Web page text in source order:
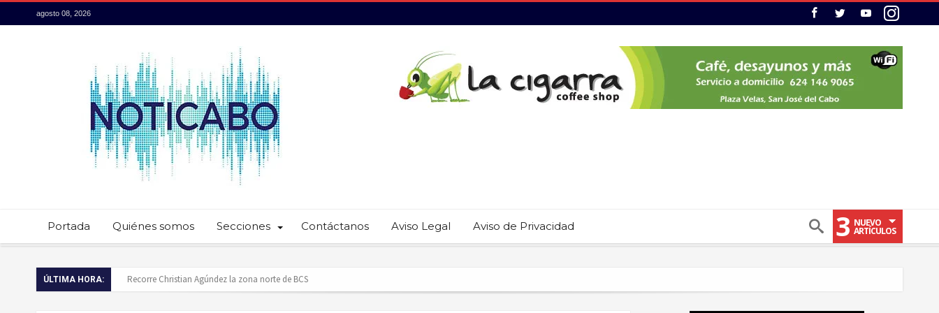
agosto 08, 2026
Portada Quiénes somos Secciones Contáctanos Aviso Legal Aviso de Privacidad 3 NUEVO
ARTÍCULOS
ÚLTIMA HORA:
Recorre Christian Agúndez la zona norte de BCS